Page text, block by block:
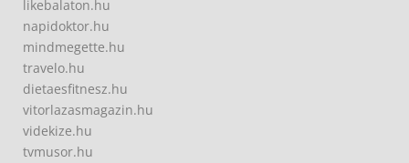
likebalaton.hu
napidoktor.hu
mindmegette.hu
travelo.hu
dietaesfitnesz.hu
vitorlazasmagazin.hu
videkize.hu
tvmusor.hu